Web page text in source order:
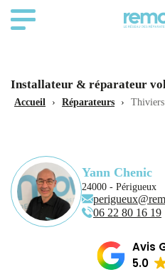
Installateur & réparateur
Accueil › Réparateurs › Thiviers
Yann Chenic
24000 - Périgueux
06 22 80 16 19
Avis
5.0